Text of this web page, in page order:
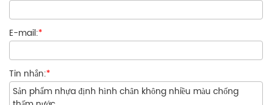
E-mail:*
Tin nhắn:*